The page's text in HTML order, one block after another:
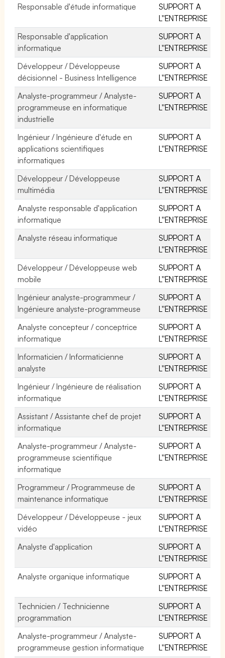
Responsable d'étude informatique
SUPPORT A
L''ENTREPRISE
Responsable d'application
informatique
SUPPORT A
L''ENTREPRISE
Développeur / Développeuse
décisionnel - Business Intelligence
SUPPORT A
L''ENTREPRISE
Analyste-programmeur / Analyste-
programmeuse en informatique
industrielle
SUPPORT A
L''ENTREPRISE
Ingénieur / Ingénieure d'étude en
applications scientifiques
informatiques
SUPPORT A
L''ENTREPRISE
Développeur / Développeuse
multimédia
SUPPORT A
L''ENTREPRISE
Analyste responsable d'application
informatique
SUPPORT A
L''ENTREPRISE
Analyste réseau informatique
SUPPORT A
L''ENTREPRISE
Développeur / Développeuse web
mobile
SUPPORT A
L''ENTREPRISE
Ingénieur analyste-programmeur /
Ingénieure analyste-programmeuse
SUPPORT A
L''ENTREPRISE
Analyste concepteur / conceptrice
informatique
SUPPORT A
L''ENTREPRISE
Informaticien / Informaticienne
analyste
SUPPORT A
L''ENTREPRISE
Ingénieur / Ingénieure de réalisation
informatique
SUPPORT A
L''ENTREPRISE
Assistant / Assistante chef de projet
informatique
SUPPORT A
L''ENTREPRISE
Analyste-programmeur / Analyste-
programmeuse scientifique
informatique
SUPPORT A
L''ENTREPRISE
Programmeur / Programmeuse de
maintenance informatique
SUPPORT A
L''ENTREPRISE
Développeur / Développeuse - jeux
vidéo
SUPPORT A
L''ENTREPRISE
Analyste d'application
SUPPORT A
L''ENTREPRISE
Analyste organique informatique
SUPPORT A
L''ENTREPRISE
Technicien / Technicienne
programmation
SUPPORT A
L''ENTREPRISE
Analyste-programmeur / Analyste-
programmeuse gestion informatique
SUPPORT A
L''ENTREPRISE